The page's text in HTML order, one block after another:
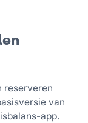
reserveren
van
app.